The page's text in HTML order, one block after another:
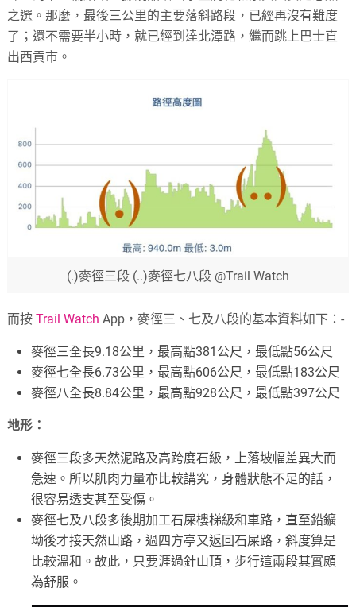
之選。那麼，最後三公里的主要落斜路段，已經再沒有難度
了；還不需要半小時，就已經到達北潭路，繼而跳上巴士直
出西貢市。
(.)麥徑三段 (..)麥徑七八段 @Trail Watch
而按Trail Watch App，麥徑三、七及八段的基本資料如下：-
麥徑三全長9.18公里，最高點381公尺，最低點56公尺
麥徑七全長6.73公里，最高點606公尺，最低點183公尺
麥徑八全長8.84公里，最高點928公尺，最低點397公尺
地形：
麥徑三段多天然泥路及高跨度石級，上落坡幅差異大而
急速。所以肌肉力量亦比較講究，身體狀態不足的話，
很容易透支甚至受傷。
麥徑七及八段多後期加工石屎樓梯級和車路，直至鉛鑛
坳後才接天然山路，過四方亭又返回石屎路，斜度算是
比較溫和。故此，只要涯過針山頂，步行這兩段其實頗
為舒服。